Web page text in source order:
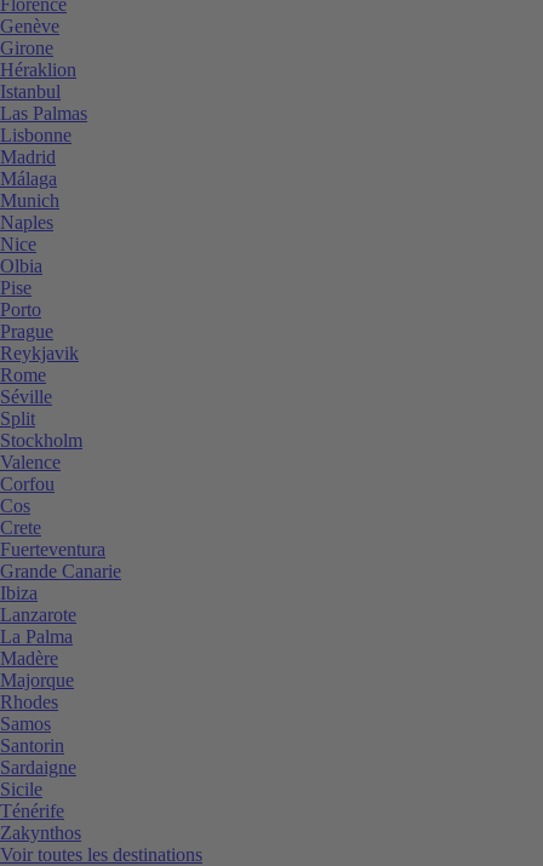
Genève
Girone
Héraklion
Istanbul
Las Palmas
Lisbonne
Madrid
Málaga
Munich
Naples
Nice
Olbia
Pise
Porto
Prague
Reykjavik
Rome
Séville
Split
Stockholm
Valence
Corfou
Cos
Crete
Fuerteventura
Grande Canarie
Ibiza
Lanzarote
La Palma
Madère
Majorque
Rhodes
Samos
Santorin
Sardaigne
Sicile
Ténérife
Zakynthos
Voir toutes les destinations